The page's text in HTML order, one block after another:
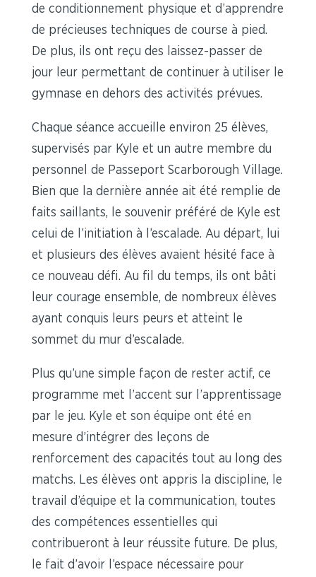
de conditionnement physique et d’apprendre
de précieuses techniques de course à pied.
De plus, ils ont reçu des laissez-passer de
jour leur permettant de continuer à utiliser le
gymnase en dehors des activités prévues.
Chaque séance accueille environ 25 élèves,
supervisés par Kyle et un autre membre du
personnel de Passeport Scarborough Village.
Bien que la dernière année ait été remplie de
faits saillants, le souvenir préféré de Kyle est
celui de l’initiation à l’escalade. Au départ, lui
et plusieurs des élèves avaient hésité face à
ce nouveau défi. Au fil du temps, ils ont bâti
leur courage ensemble, de nombreux élèves
ayant conquis leurs peurs et atteint le
sommet du mur d’escalade.
Plus qu’une simple façon de rester actif, ce
programme met l’accent sur l’apprentissage
par le jeu. Kyle et son équipe ont été en
mesure d’intégrer des leçons de
renforcement des capacités tout au long des
matchs. Les élèves ont appris la discipline, le
travail d’équipe et la communication, toutes
des compétences essentielles qui
contribueront à leur réussite future. De plus,
le fait d’avoir l’espace nécessaire pour